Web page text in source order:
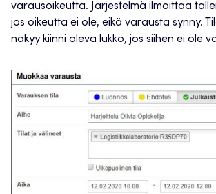
varausoikeutta. Järjestelmä ilmoittaa
jos oikeutta ei ole, eikä varausta synny.
näkyy kiinni oleva lukko, jos siihen ei ole